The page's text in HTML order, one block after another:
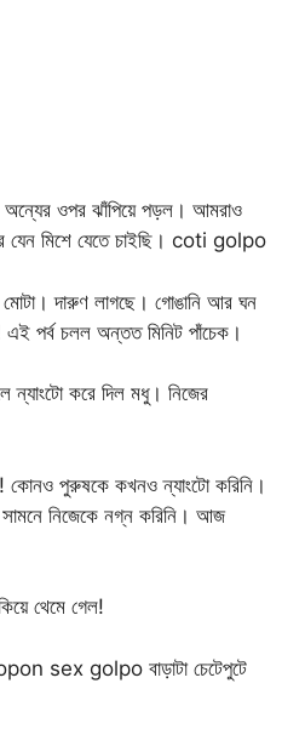
অন্যের ওপর ঝাঁপিয়ে পড়ল। আমরাও
যেন মিশে যেতে চাইছি। coti golpo
দারুণ লাগছে। গোঙানি আর ঘন
পর্ব চলল অন্তত মিনিট পাঁচেক।
ন্যাংটো করে দিল মধু। নিজের
কোনও পুরুষকে কখনও ন্যাংটো করিনি।
নিজেকে নগ্ন করিনি। আজ
থেমে গেল!
sex golpo বাড়াটা চেটেপুটে